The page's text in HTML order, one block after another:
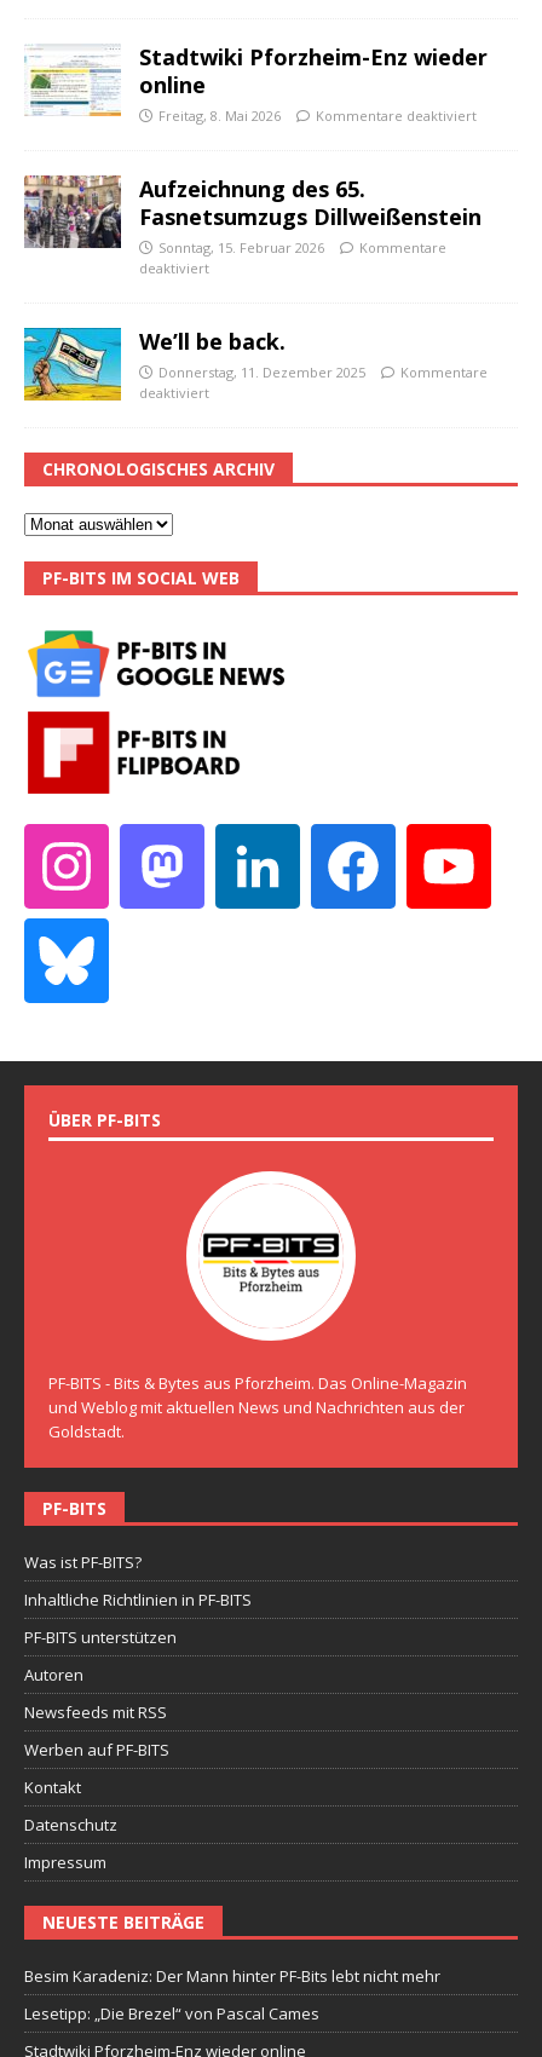
Stadtwiki Pforzheim-Enz wieder
online
Freitag, 8. Mai 2026 Kommentare deaktiviert
Aufzeichnung des 65.
Fasnetsumzugs Dillweißenstein
Sonntag, 15. Februar 2026
Kommentare
deaktiviert
We’ll be back.
Donnerstag, 11. Dezember 2025
Kommentare
deaktiviert
CHRONOLOGISCHES ARCHIV
PF-BITS IM SOCIAL WEB
ÜBER PF-BITS
PF-BITS - Bits & Bytes aus Pforzheim. Das Online-Magazin
und Weblog mit aktuellen News und Nachrichten aus der
Goldstadt.
PF-BITS
Was ist PF-BITS?
Inhaltliche Richtlinien in PF-BITS
PF-BITS unterstützen
Autoren
Newsfeeds mit RSS
Werben auf PF-BITS
Kontakt
Datenschutz
Impressum
NEUESTE BEITRÄGE
Besim Karadeniz: Der Mann hinter PF-Bits lebt nicht mehr
Lesetipp: „Die Brezel“ von Pascal Cames
Stadtwiki Pforzheim-Enz wieder online